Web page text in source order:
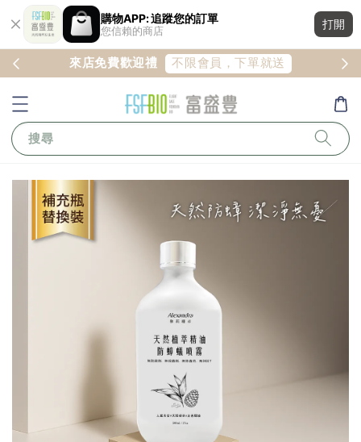
購物APP: 追蹤您的訂單
您信賴的商店
打開
冊 來店免費歡迎禮 不限會員，下單就送
搜尋